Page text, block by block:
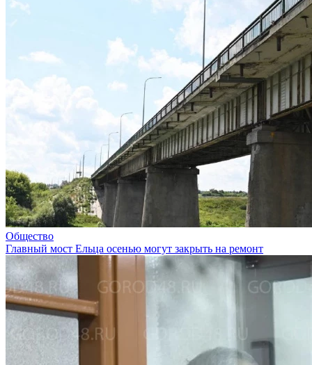
Общество
Главный мост Ельца осенью могут закрыть на ремонт